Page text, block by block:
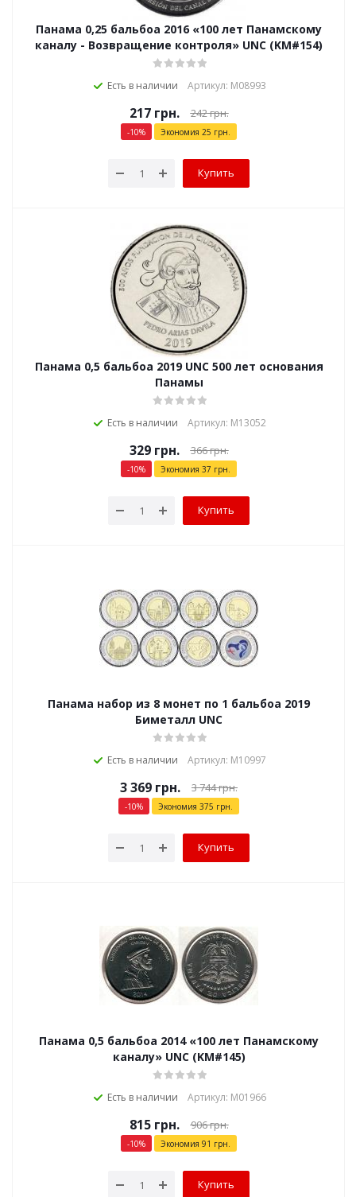
Панама 0,25 бальбоа 2016 «100 лет Панамскому
каналу - Возвращение контроля» UNC (KM#154)
Есть в наличии Артикул: М08993
217грн. 242грн.
-10% Экономия 25 грн.
Купить
Панама 0,5 бальбоа 2019 UNC 500 лет основания
Панамы
Есть в наличии Артикул: М13052
329грн. 366грн.
-10% Экономия 37 грн.
Купить
Панама набор из 8 монет по 1 бальбоа 2019
Биметалл UNC
Есть в наличии Артикул: М10997
3 369 грн. 3 744грн.
-10% Экономия 375 грн.
Купить
Панама 0,5 бальбоа 2014 «100 лет Панамскому
каналу» UNC (KM#145)
Есть в наличии Артикул: М01966
815грн. 906грн.
-10% Экономия 91 грн.
Купить